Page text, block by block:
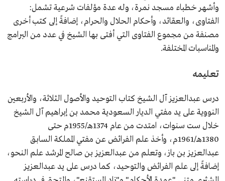
وأشهر خطباء مسجد نمرة، وله عدة مؤلفات شرعية تشمل:
الفتاوى، والعقائد، وأحكام الحلال والحرام، إضافةً إلى كتب أخرى
مصنفة من مجموع الفتاوى التي أفتى بها الشيخ في عدد من البرامج
والمناسبات المختلفة.
تعليمه
درس عبدالعزيز آل الشيخ كتاب التوحيد والأصول الثلاثة، والأربعين
النووية على يد مفتي الديار السعودية محمد بن إبراهيم آل الشيخ
خلال ست سنوات، امتدت من عام 1374هـ/1955م حتى
1380هـ/1961م، وأخذ علم الفرائض عن مفتي المملكة السابق
عبدالعزيز بن باز، وتعلم من عبدالعزيز بن صالح المرشد علم النحو،
إضافةً إلى علم الفرائض والتوحيد، كما درس على يد عبدالعزيز